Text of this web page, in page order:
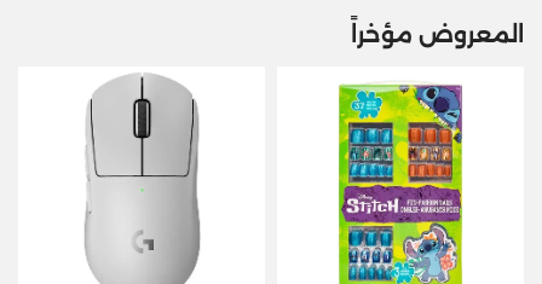
المعروض مؤخراً